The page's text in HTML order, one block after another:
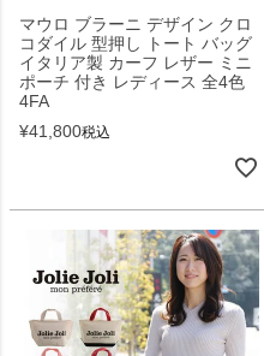
マウロ ブラーニ デザイン クロ
コダイル 型押し トート バッグ
イタリア製 カーフ レザー ミニ
ポーチ 付き レディース 全4色
4FA
¥41,800税込